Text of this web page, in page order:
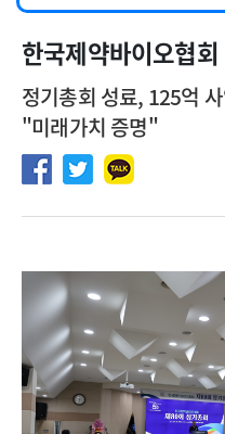
[서울아산병원] 2026년 하반기
[영남대학교의료원] 마취통증의
한국제약바이오협
정기총회 성료, 125억
"미래가치 증명"